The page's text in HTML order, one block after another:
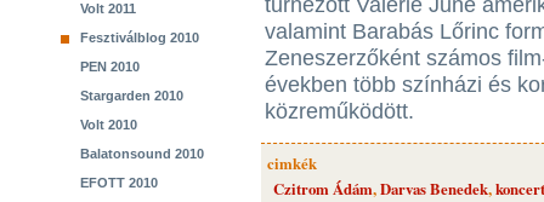
Volt 2011
Fesztiválblog 2010
PEN 2010
Stargarden 2010
Volt 2010
Balatonsound 2010
EFOTT 2010
turnézott Valerie June
valamint Barabás Lőrinc
Zeneszerzőként számos
években több színházi és
közreműködött.
cimkék
Czitrom Ádám,Darvas Benedek,koncert